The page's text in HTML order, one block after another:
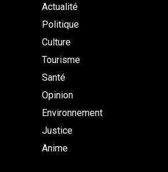
Actualité
Politique
Culture
Tourisme
Santé
Opinion
Environnement
Justice
Anime